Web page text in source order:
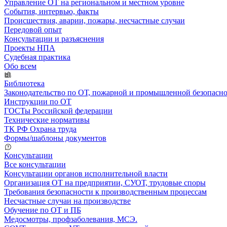
Управление ОТ на региональном и местном уровне
События, интервью, факты
Происшествия, аварии, пожары, несчастные случаи
Передовой опыт
Консультации и разъяснения
Проекты НПА
Судебная практика
Обо всем
Библиотека
Законодательство по ОТ, пожарной и промышленной
Инструкции по ОТ
ГОСТы Российской федерации
Технические нормативы
ТК РФ Охрана труда
Формы/шаблоны документов
Консультации
Все консультации
Консультации органов исполнительной власти
Организация ОТ на предприятии, СУОТ, трудовые споры
Требования безопасности к производственным процессам
Несчастные случаи на производстве
Обучение по ОТ и ПБ
Медосмотры, профзаболевания, МСЭ.